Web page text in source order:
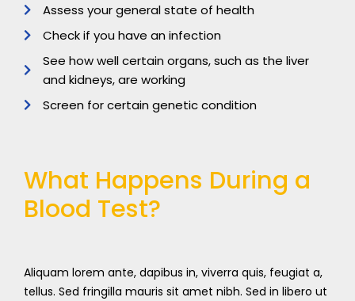
Assess your general state of health
Check if you have an infection
See how well certain organs, such as the liver
and kidneys, are working
Screen for certain genetic condition
What Happens During a
Blood Test?
Aliquam lorem ante, dapibus in, viverra quis, feugiat a,
tellus. Sed fringilla mauris sit amet nibh. Sed in libero ut